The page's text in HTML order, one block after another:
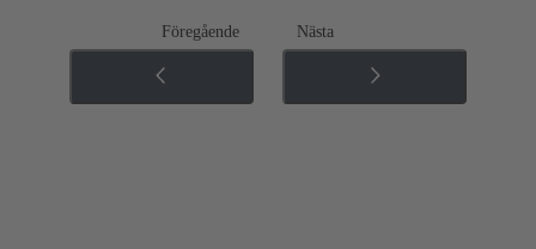
Föregående Nästa